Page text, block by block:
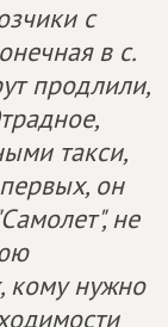
с
в с.
продлили,
такси,
он
не
кому нужно